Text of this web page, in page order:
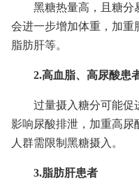
黑糖热量高，且糖分
会进一步增加体重，加重
脂肪肝等。
2.高血脂、高尿酸患
过量摄入糖分可能促
影响尿酸排泄，加重高尿
人群需限制黑糖摄入。
3.脂肪肝患者